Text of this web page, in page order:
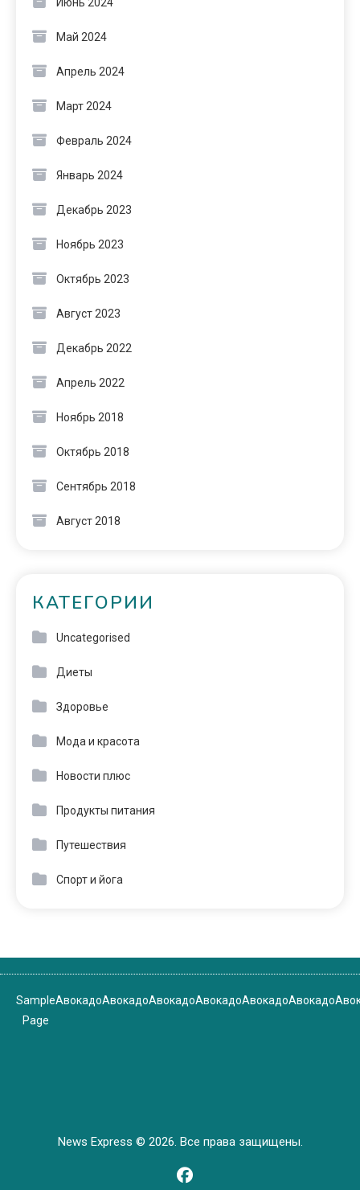
Июнь 2024
Май 2024
Апрель 2024
Март 2024
Февраль 2024
Январь 2024
Декабрь 2023
Ноябрь 2023
Октябрь 2023
Август 2023
Декабрь 2022
Апрель 2022
Ноябрь 2018
Октябрь 2018
Сентябрь 2018
Август 2018
КАТЕГОРИИ
Uncategorised
Диеты
Здоровье
Мода и красота
Новости плюс
Продукты питания
Путешествия
Спорт и йога
Sample
Page
АвокадоАвокадоАвокадоАвокадоАвокадоАвокадо
News Express © 2026. Все права защищены.